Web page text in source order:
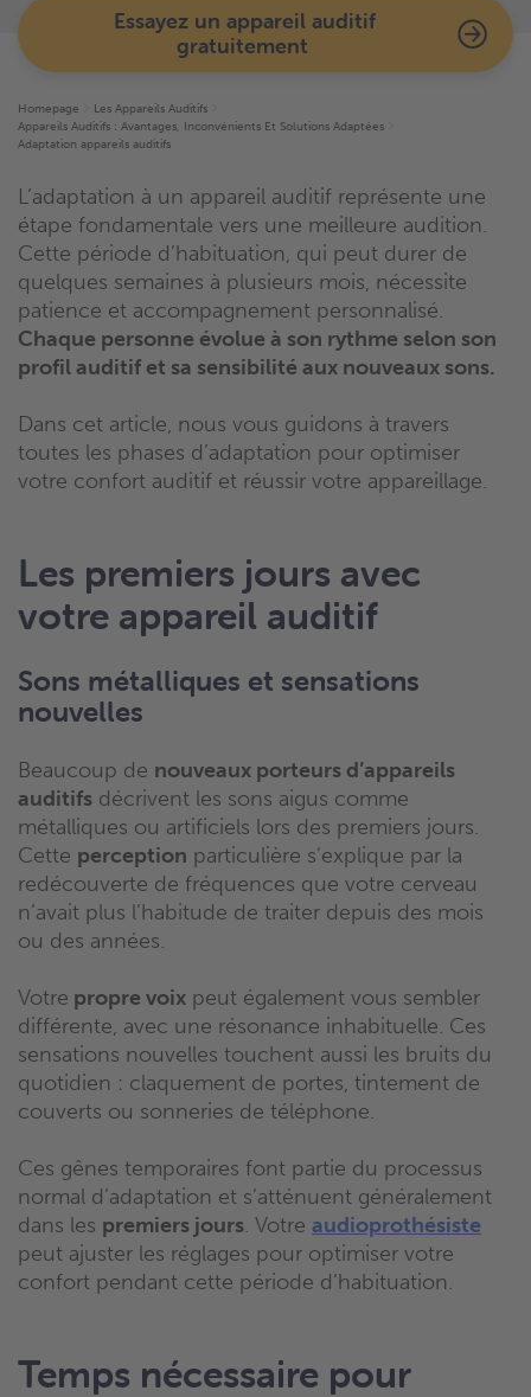
Essayez un appareil auditif
gratuitement
Homepage
Les Appareils Auditifs
Appareils Auditifs : Avantages, Inconvénients Et Solutions Adaptées
Adaptation appareils auditifs
L’adaptation à un appareil auditif représente une
étape fondamentale vers une meilleure audition.
Cette période d’habituation, qui peut durer de
quelques semaines à plusieurs mois, nécessite
patience et accompagnement personnalisé.
Chaque personne évolue à son rythme selon son
profil auditif et sa sensibilité aux nouveaux sons.
Dans cet article, nous vous guidons à travers
toutes les phases d’adaptation pour optimiser
votre confort auditif et réussir votre appareillage.
Les premiers jours avec
votre appareil auditif
Sons métalliques et sensations
nouvelles
Beaucoup de nouveaux porteurs d’appareils
auditifs décrivent les sons aigus comme
métalliques ou artificiels lors des premiers jours.
Cette perception particulière s’explique par la
redécouverte de fréquences que votre cerveau
n’avait plus l’habitude de traiter depuis des mois
ou des années.
Votre propre voix peut également vous sembler
différente, avec une résonance inhabituelle. Ces
sensations nouvelles touchent aussi les bruits du
quotidien : claquement de portes, tintement de
couverts ou sonneries de téléphone.
Ces gênes temporaires font partie du processus
normal d’adaptation et s’atténuent généralement
dans les premiers jours. Votre audioprothésiste
peut ajuster les réglages pour optimiser votre
confort pendant cette période d’habituation.
Temps nécessaire pour